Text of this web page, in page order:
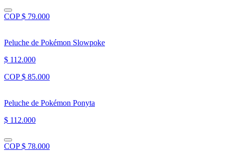
COP $ 79.000
Peluche de Pokémon Slowpoke
$ 112.000
COP $ 85.000
Peluche de Pokémon Ponyta
$ 112.000
COP $ 78.000